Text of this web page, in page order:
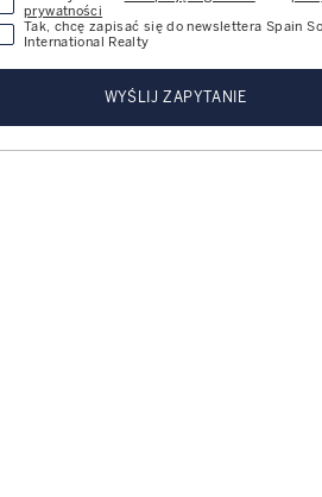
prywatności
Tak, chcę zapisać się do newslettera Spain
International Realty
WYŚLIJ ZAPYTANIE